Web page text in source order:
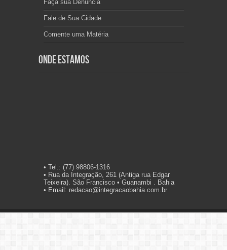
Faça sua Denúncia
Fale de Sua Cidade
Comente uma Matéria
Onde Estamos
• Tel.: (77) 98806-1316
• Rua da Integração, 261 (Antiga rua Edgar
Teixeira). São Francisco • Guanambi . Bahia
• Email: redacao@integracaobahia.com.br